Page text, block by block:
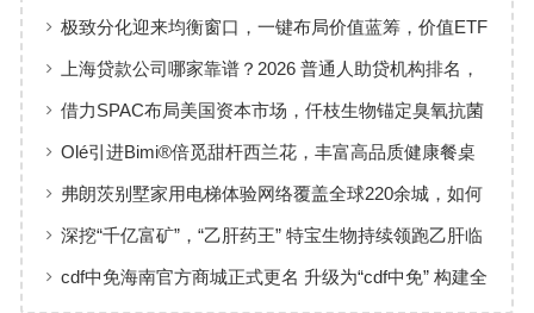
极致分化迎来均衡窗口，一键布局价值蓝筹，价值ETF
华夏火热开售
上海贷款公司哪家靠谱？2026 普通人助贷机构排名，
工薪族借钱选择指南
借力SPAC布局美国资本市场，仟枝生物锚定臭氧抗菌
黄金赛道
Olé引进Bimi®倍觅甜杆西兰花，丰富高品质健康餐桌
新选择
弗朗茨别墅家用电梯体验网络覆盖全球220余城，如何
实现高效服务响应
深挖“千亿富矿”，“乙肝药王” 特宝生物持续领跑乙肝临
床治愈
cdf中免海南官方商城正式更名 升级为“cdf中免” 构建全